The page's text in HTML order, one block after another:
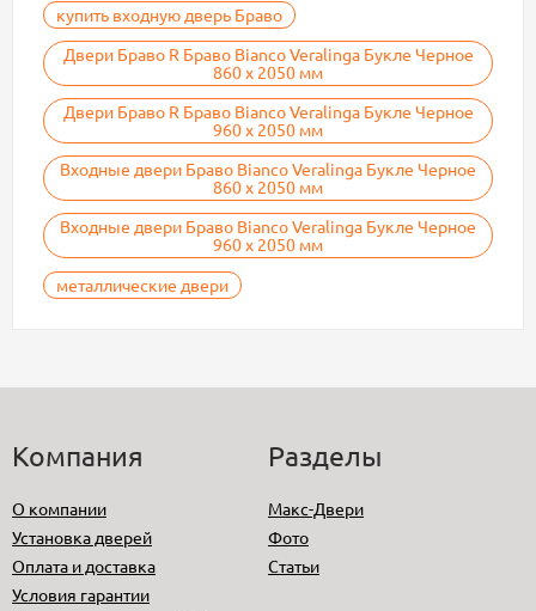
купить входную дверь Браво
Двери Браво R Браво Bianco Veralinga Букле Черное
860 х 2050 мм
Двери Браво R Браво Bianco Veralinga Букле Черное
960 х 2050 мм
Входные двери Браво Bianco Veralinga Букле Черное
860 х 2050 мм
Входные двери Браво Bianco Veralinga Букле Черное
960 х 2050 мм
металлические двери
Компания
О компании
Установка дверей
Оплата и доставка
Условия гарантии
Разделы
Макс-Двери
Фото
Статьи